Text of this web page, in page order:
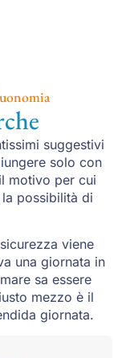
suggestivi
solo con
motivo per cui
possibilità di
viene
una giornata in
sa essere
mezzo è il
giornata.